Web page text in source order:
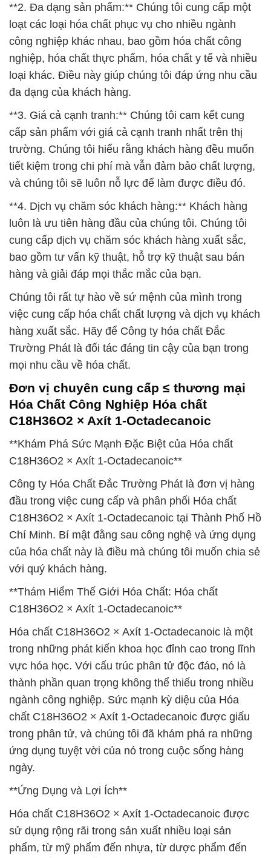
**2. Đa dạng sản phẩm:** Chúng tôi cung cấp một
loạt các loại hóa chất phục vụ cho nhiều ngành
công nghiệp khác nhau, bao gồm hóa chất công
nghiệp, hóa chất thực phẩm, hóa chất y tế và nhiều
loại khác. Điều này giúp chúng tôi đáp ứng nhu cầu
đa dạng của khách hàng.
**3. Giá cả cạnh tranh:** Chúng tôi cam kết cung
cấp sản phẩm với giá cả cạnh tranh nhất trên thị
trường. Chúng tôi hiểu rằng khách hàng đều muốn
tiết kiệm trong chi phí mà vẫn đảm bảo chất lượng,
và chúng tôi sẽ luôn nỗ lực để làm được điều đó.
**4. Dịch vụ chăm sóc khách hàng:** Khách hàng
luôn là ưu tiên hàng đầu của chúng tôi. Chúng tôi
cung cấp dịch vụ chăm sóc khách hàng xuất sắc,
bao gồm tư vấn kỹ thuật, hỗ trợ kỹ thuật sau bán
hàng và giải đáp mọi thắc mắc của bạn.
Chúng tôi rất tự hào về sứ mệnh của mình trong
việc cung cấp hóa chất chất lượng và dịch vụ khách
hàng xuất sắc. Hãy để Công ty hóa chất Đắc
Trường Phát là đối tác đáng tin cậy của bạn trong
mọi nhu cầu về hóa chất.
Đơn vị chuyên cung cấp ≤ thương mại
Hóa Chất Công Nghiệp Hóa chất
C18H36O2 × Axít 1-Octadecanoic
**Khám Phá Sức Mạnh Đặc Biệt của Hóa chất
C18H36O2 × Axít 1-Octadecanoic**
Công ty Hóa Chất Đắc Trường Phát là đơn vị hàng
đầu trong việc cung cấp và phân phối Hóa chất
C18H36O2 × Axít 1-Octadecanoic tại Thành Phố Hồ
Chí Minh. Bí mật đằng sau công nghệ và ứng dụng
của hóa chất này là điều mà chúng tôi muốn chia sẻ
với quý khách hàng.
**Thám Hiểm Thế Giới Hóa Chất: Hóa chất
C18H36O2 × Axít 1-Octadecanoic**
Hóa chất C18H36O2 × Axít 1-Octadecanoic là một
trong những phát kiến khoa học đỉnh cao trong lĩnh
vực hóa học. Với cấu trúc phân tử độc đáo, nó là
thành phần quan trọng không thể thiếu trong nhiều
ngành công nghiệp. Sức mạnh kỳ diệu của Hóa
chất C18H36O2 × Axít 1-Octadecanoic được giấu
trong phân tử, và chúng tôi đã khám phá ra những
ứng dụng tuyệt vời của nó trong cuộc sống hàng
ngày.
**Ứng Dụng và Lợi Ích**
Hóa chất C18H36O2 × Axít 1-Octadecanoic được
sử dụng rộng rãi trong sản xuất nhiều loại sản
phẩm, từ mỹ phẩm đến nhựa, từ dược phẩm đến